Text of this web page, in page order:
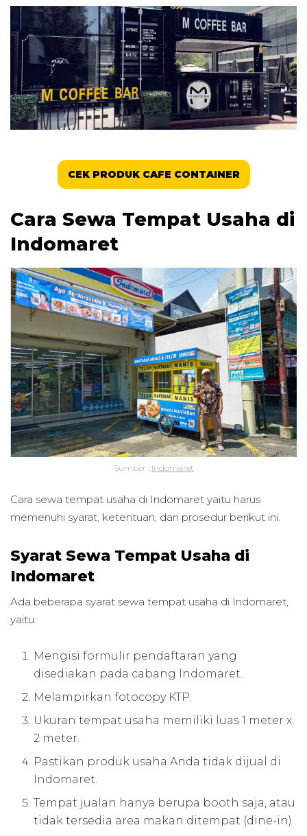
CEK PRODUK CAFE CONTAINER
Cara Sewa Tempat Usaha di
Indomaret
Sumber : Indomaret
Cara sewa tempat usaha di Indomaret yaitu harus
memenuhi syarat, ketentuan, dan prosedur berikut ini.
Syarat Sewa Tempat Usaha di
Indomaret
Ada beberapa syarat sewa tempat usaha di Indomaret,
yaitu:
Mengisi formulir pendaftaran yang
disediakan pada cabang Indomaret.
Melampirkan fotocopy KTP.
Ukuran tempat usaha memiliki luas 1 meter x
2 meter.
Pastikan produk usaha Anda tidak dijual di
Indomaret.
Tempat jualan hanya berupa booth saja, atau
tidak tersedia area makan ditempat (dine-in).